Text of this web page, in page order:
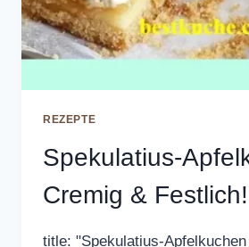
REZEPTE
Spekulatius-
Cremig & Festlich!
title: "Spekulatius-